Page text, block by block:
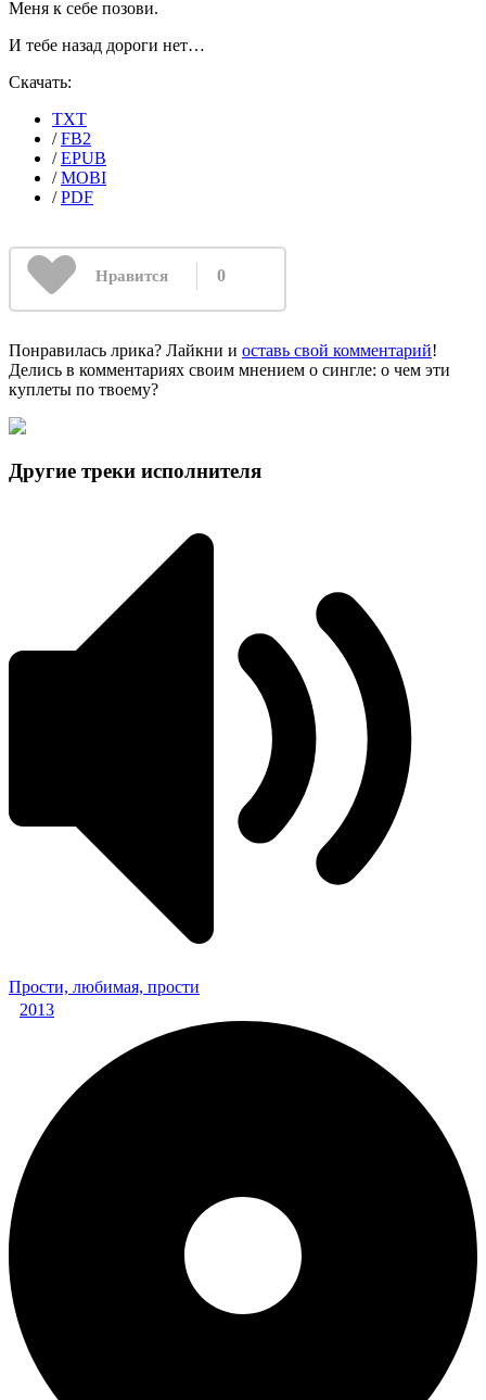
Меня к себе позови.
И тебе назад дороги нет…
Скачать:
TXT
/FB2
/EPUB
/MOBI
/PDF
Нравится 0
Понравилась лрика? Лайкни и оставь свой комментарий!
Делись в комментариях своим мнением о сингле: о чем эти
куплеты по твоему?
Другие треки исполнителя
Прости, любимая, прости
2013